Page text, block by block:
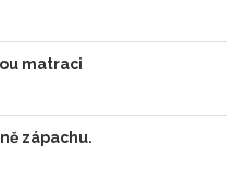
matraci
zápachu.